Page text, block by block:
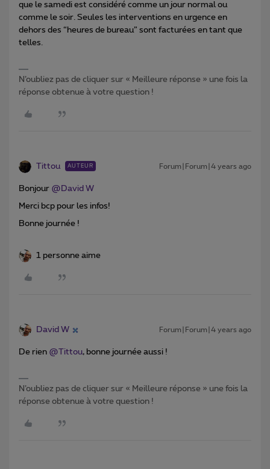
que le samedi est considéré comme un jour normal ou
comme le soir. Seules les interventions en urgence en
dehors des “heures de bureau” sont facturées en tant que
telles.
N’oubliez pas de cliquer sur « Meilleure réponse » une fois la
réponse obtenue à votre question !
Tittou AUTEUR Forum|Forum|4 years ago
Bonjour @David W
Merci bcp pour les infos!
Bonne journée !
1 personne aime
David W Forum|Forum|4 years ago
De rien @Tittou, bonne journée aussi !
N’oubliez pas de cliquer sur « Meilleure réponse » une fois la
réponse obtenue à votre question !